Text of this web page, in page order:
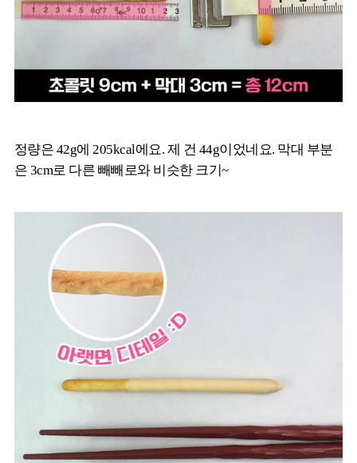
정량은 42g에 205kcal에요. 제 건 44g이었네요. 막대 부분
은 3cm로 다른 빼빼로와 비슷한 크기~